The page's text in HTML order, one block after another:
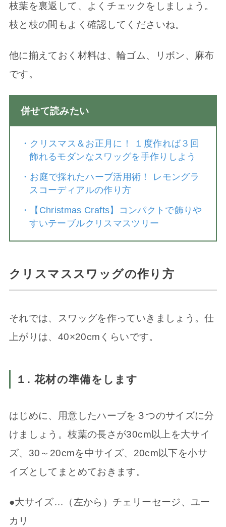
枝葉を裏返して、よくチェックをしましょう。
枝と枝の間もよく確認してくださいね。
他に揃えておく材料は、輪ゴム、リボン、麻布
です。
併せて読みたい
・ クリスマス＆お正月に！ １度作れば３回
飾れるモダンなスワッグを手作りしよう
・ お庭で採れたハーブ活用術！ レモングラ
スコーディアルの作り方
・
【Christmas Crafts】コンパクトで飾りや
すいテーブルクリスマスツリー
クリスマススワッグの作り方
それでは、スワッグを作っていきましょう。仕
上がりは、40×20cmくらいです。
１. 花材の準備をします
はじめに、用意したハーブを３つのサイズに分
けましょう。枝葉の長さが30cm以上を大サイ
ズ、30～20cmを中サイズ、20cm以下を小サ
イズとしてまとめておきます。
●大サイズ…（左から）チェリーセージ、ユー
カリ